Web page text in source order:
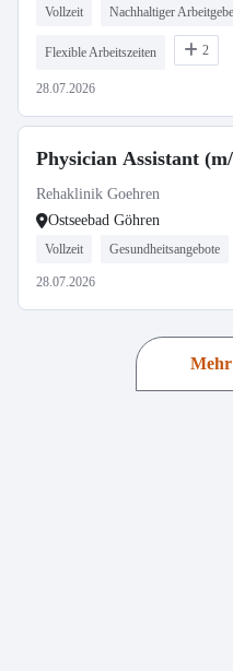
Vollzeit Nachhaltiger
Flexible Arbeitszeiten 2
28.07.2026
Physician Assistant
Rehaklinik Goehren
Ostseebad Göhren
Vollzeit Gesundheitsangebote
28.07.2026
Mehr